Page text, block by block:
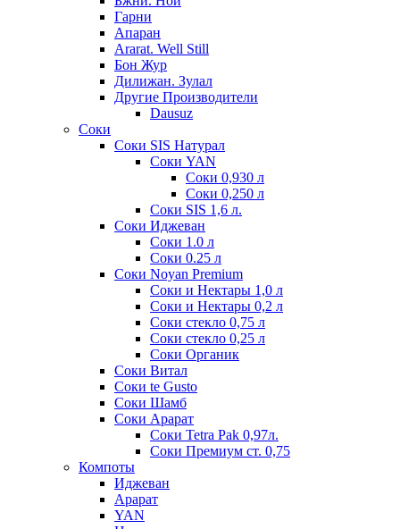
Гарни
Апаран
Ararat. Well Still
Бон Жур
Дилижан. Зулал
Другие Производители
Dausuz
Соки
Соки SIS Натурал
Соки YAN
Соки 0,930 л
Соки 0,250 л
Соки SIS 1,6 л.
Соки Иджеван
Соки 1.0 л
Соки 0.25 л
Соки Noyan Premium
Соки и Нектары 1,0 л
Соки и Нектары 0,2 л
Соки стекло 0,75 л
Соки стекло 0,25 л
Соки Органик
Соки Витал
Соки te Gusto
Соки Шамб
Соки Арарат
Соки Tetra Pak 0,97л.
Соки Премиум ст. 0,75
Компоты
Иджеван
Арарат
YAN